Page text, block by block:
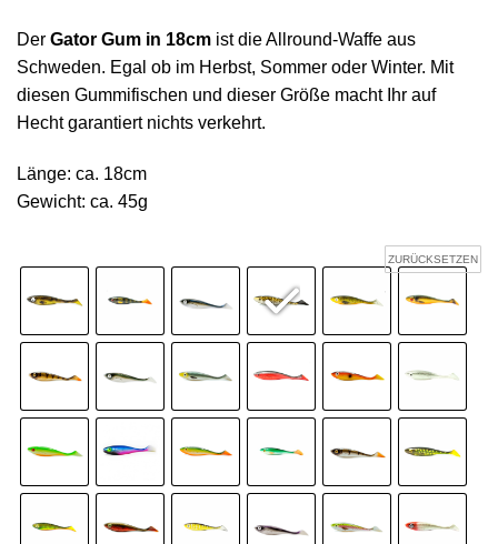
Der Gator Gum in 18cm ist die Allround-Waffe aus
Schweden. Egal ob im Herbst, Sommer oder Winter. Mit
diesen Gummifischen und dieser Größe macht Ihr auf
Hecht garantiert nichts verkehrt.
Länge: ca. 18cm
Gewicht: ca. 45g
ZURÜCKSETZEN